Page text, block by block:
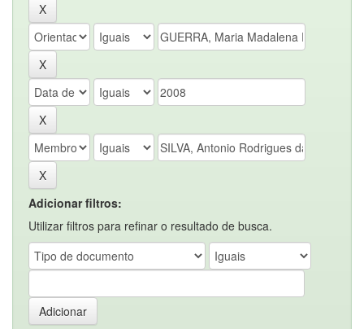
Adicionar filtros:
Utilizar filtros para refinar o resultado de busca.